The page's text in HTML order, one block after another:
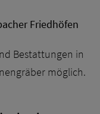
Friedhöfen
Bestattungen in
möglich.